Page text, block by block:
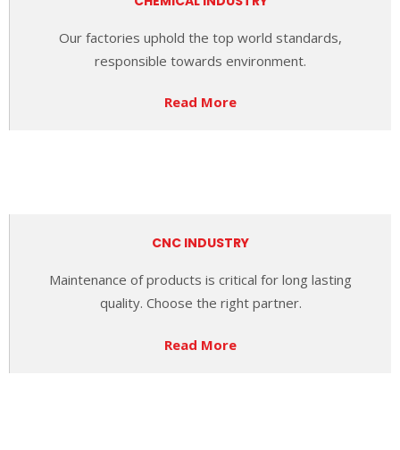
Our factories uphold the top world standards,
responsible towards environment.
Read More
CNC INDUSTRY
Maintenance of products is critical for long lasting
quality. Choose the right partner.
Read More